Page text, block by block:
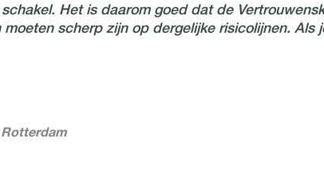
Het is daarom goed dat de
scherp zijn op dergelijke risicolijnen.